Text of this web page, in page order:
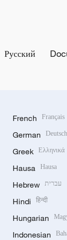
Русский
French Français
German Deutsch
Greek Ελληνικά
Hausa Hausa
Hebrew עברית
Hindi हिन्दी
Hungarian
Indonesian